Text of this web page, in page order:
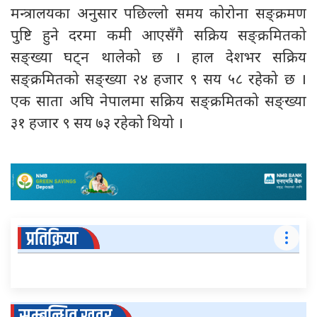
मन्त्रालयका अनुसार पछिल्लो समय कोरोना सङ्क्रमण
पुष्टि हुने दरमा कमी आएसँगै सक्रिय सङ्क्रमितको
सङ्ख्या घट्न थालेको छ । हाल देशभर सक्रिय
सङ्क्रमितको सङ्ख्या २४ हजार ९ सय ५८ रहेको छ ।
एक साता अघि नेपालमा सक्रिय सङ्क्रमितको सङ्ख्या
३१ हजार ९ सय ७३ रहेको थियो ।
प्रतिक्रिया